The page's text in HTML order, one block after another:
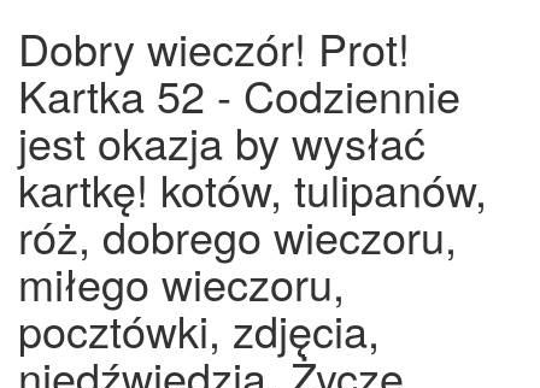
Dobry wieczór! Prot!
Kartka 52 - Codziennie
jest okazja by wysłać
kartkę! kotów, tulipanów,
róż, dobrego wieczoru,
miłego wieczoru,
pocztówki, zdjęcia,